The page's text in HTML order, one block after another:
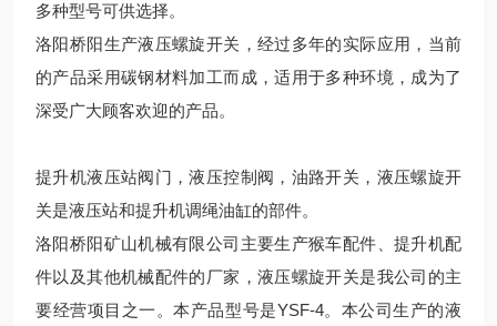
多种型号可供选择。
洛阳桥阳生产液压螺旋开关，经过多年的实际应用，当前
的产品采用碳钢材料加工而成，适用于多种环境，成为了
深受广大顾客欢迎的产品。
提升机液压站阀门，液压控制阀，油路开关，液压螺旋开
关是液压站和提升机调绳油缸的部件。
洛阳桥阳矿山机械有限公司主要生产猴车配件、提升机配
件以及其他机械配件的厂家，液压螺旋开关是我公司的主
要经营项目之一。本产品型号是YSF-4。本公司生产的液